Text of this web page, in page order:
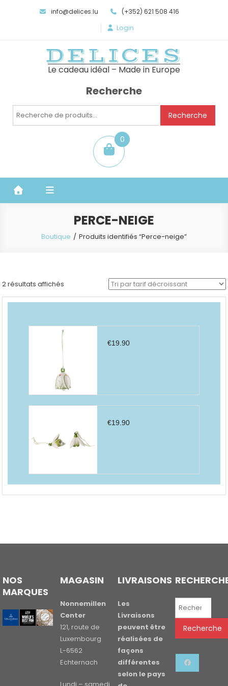
info@delices.lu (+352) 621 508 416
Login
DELICES
Le cadeau idéal – Made in Europe
Recherche
Recherche
Recherche
0
item
PERCE-NEIGE
Boutique Produits identifiés “Perce-neige”
2 résultats affichés
par
€19.90
€19.90
NOS
MARQUES
MAGASIN
Nonnemillen
Center
121, route de
Luxembourg
L-6562
Echternach
LIVRAISONS
Les
Livraisons
peuvent être
réalisées de
façons
différentes
selon le pays
Recherche
Recherche